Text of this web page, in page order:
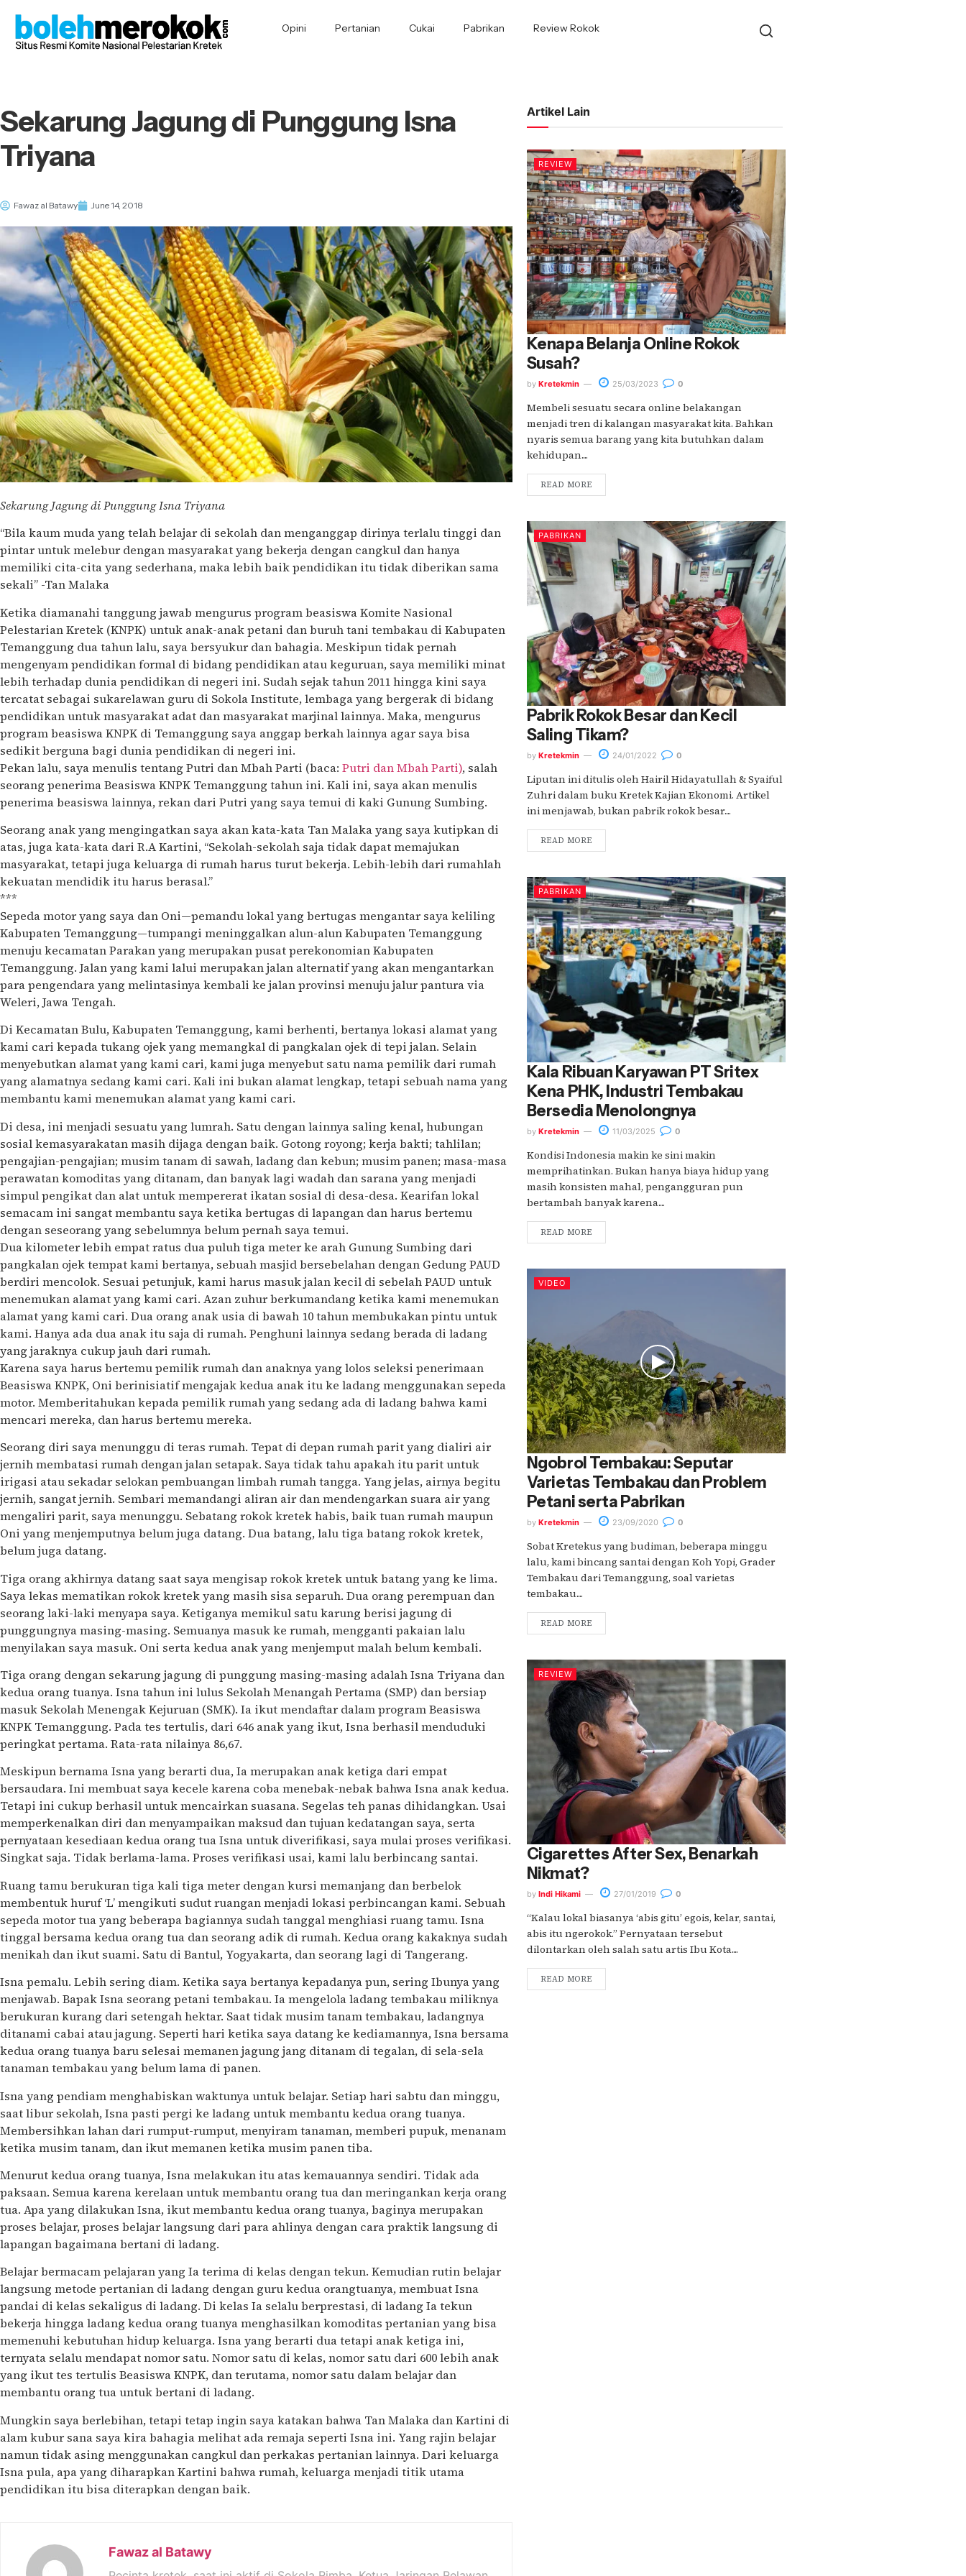
Opini Pertanian Cukai Pabrikan Review Rokok
Sekarung Jagung di Punggung Isna
Triyana
Fawaz al Batawy June 14, 2018
Sekarung Jagung di Punggung Isna Triyana
“Bila kaum muda yang telah belajar di sekolah dan menganggap dirinya terlalu tinggi dan
pintar untuk melebur dengan masyarakat yang bekerja dengan cangkul dan hanya
memiliki cita-cita yang sederhana, maka lebih baik pendidikan itu tidak diberikan sama
sekali” -Tan Malaka
Ketika diamanahi tanggung jawab mengurus program beasiswa Komite Nasional
Pelestarian Kretek (KNPK) untuk anak-anak petani dan buruh tani tembakau di Kabupaten
Temanggung dua tahun lalu, saya bersyukur dan bahagia. Meskipun tidak pernah
mengenyam pendidikan formal di bidang pendidikan atau keguruan, saya memiliki minat
lebih terhadap dunia pendidikan di negeri ini. Sudah sejak tahun 2011 hingga kini saya
tercatat sebagai sukarelawan guru di Sokola Institute, lembaga yang bergerak di bidang
pendidikan untuk masyarakat adat dan masyarakat marjinal lainnya. Maka, mengurus
program beasiswa KNPK di Temanggung saya anggap berkah lainnya agar saya bisa
sedikit berguna bagi dunia pendidikan di negeri ini.
Pekan lalu, saya menulis tentang Putri dan Mbah Parti (baca: Putri dan Mbah Parti), salah
seorang penerima Beasiswa KNPK Temanggung tahun ini. Kali ini, saya akan menulis
penerima beasiswa lainnya, rekan dari Putri yang saya temui di kaki Gunung Sumbing.
Seorang anak yang mengingatkan saya akan kata-kata Tan Malaka yang saya kutipkan di
atas, juga kata-kata dari R.A Kartini, “Sekolah-sekolah saja tidak dapat memajukan
masyarakat, tetapi juga keluarga di rumah harus turut bekerja. Lebih-lebih dari rumahlah
kekuatan mendidik itu harus berasal.”
***
Sepeda motor yang saya dan Oni—pemandu lokal yang bertugas mengantar saya keliling
Kabupaten Temanggung—tumpangi meninggalkan alun-alun Kabupaten Temanggung
menuju kecamatan Parakan yang merupakan pusat perekonomian Kabupaten
Temanggung. Jalan yang kami lalui merupakan jalan alternatif yang akan mengantarkan
para pengendara yang melintasinya kembali ke jalan provinsi menuju jalur pantura via
Weleri, Jawa Tengah.
Di Kecamatan Bulu, Kabupaten Temanggung, kami berhenti, bertanya lokasi alamat yang
kami cari kepada tukang ojek yang memangkal di pangkalan ojek di tepi jalan. Selain
menyebutkan alamat yang kami cari, kami juga menyebut satu nama pemilik dari rumah
yang alamatnya sedang kami cari. Kali ini bukan alamat lengkap, tetapi sebuah nama yang
membantu kami menemukan alamat yang kami cari.
Di desa, ini menjadi sesuatu yang lumrah. Satu dengan lainnya saling kenal, hubungan
sosial kemasyarakatan masih dijaga dengan baik. Gotong royong; kerja bakti; tahlilan;
pengajian-pengajian; musim tanam di sawah, ladang dan kebun; musim panen; masa-masa
perawatan komoditas yang ditanam, dan banyak lagi wadah dan sarana yang menjadi
simpul pengikat dan alat untuk mempererat ikatan sosial di desa-desa. Kearifan lokal
semacam ini sangat membantu saya ketika bertugas di lapangan dan harus bertemu
dengan seseorang yang sebelumnya belum pernah saya temui.
Dua kilometer lebih empat ratus dua puluh tiga meter ke arah Gunung Sumbing dari
pangkalan ojek tempat kami bertanya, sebuah masjid bersebelahan dengan Gedung PAUD
berdiri mencolok. Sesuai petunjuk, kami harus masuk jalan kecil di sebelah PAUD untuk
menemukan alamat yang kami cari. Azan zuhur berkumandang ketika kami menemukan
alamat yang kami cari. Dua orang anak usia di bawah 10 tahun membukakan pintu untuk
kami. Hanya ada dua anak itu saja di rumah. Penghuni lainnya sedang berada di ladang
yang jaraknya cukup jauh dari rumah.
Karena saya harus bertemu pemilik rumah dan anaknya yang lolos seleksi penerimaan
Beasiswa KNPK, Oni berinisiatif mengajak kedua anak itu ke ladang menggunakan sepeda
motor. Memberitahukan kepada pemilik rumah yang sedang ada di ladang bahwa kami
mencari mereka, dan harus bertemu mereka.
Seorang diri saya menunggu di teras rumah. Tepat di depan rumah parit yang dialiri air
jernih membatasi rumah dengan jalan setapak. Saya tidak tahu apakah itu parit untuk
irigasi atau sekadar selokan pembuangan limbah rumah tangga. Yang jelas, airnya begitu
jernih, sangat jernih. Sembari memandangi aliran air dan mendengarkan suara air yang
mengaliri parit, saya menunggu. Sebatang rokok kretek habis, baik tuan rumah maupun
Oni yang menjemputnya belum juga datang. Dua batang, lalu tiga batang rokok kretek,
belum juga datang.
Tiga orang akhirnya datang saat saya mengisap rokok kretek untuk batang yang ke lima.
Saya lekas mematikan rokok kretek yang masih sisa separuh. Dua orang perempuan dan
seorang laki-laki menyapa saya. Ketiganya memikul satu karung berisi jagung di
punggungnya masing-masing. Semuanya masuk ke rumah, mengganti pakaian lalu
menyilakan saya masuk. Oni serta kedua anak yang menjemput malah belum kembali.
Tiga orang dengan sekarung jagung di punggung masing-masing adalah Isna Triyana dan
kedua orang tuanya. Isna tahun ini lulus Sekolah Menangah Pertama (SMP) dan bersiap
masuk Sekolah Menengak Kejuruan (SMK). Ia ikut mendaftar dalam program Beasiswa
KNPK Temanggung. Pada tes tertulis, dari 646 anak yang ikut, Isna berhasil menduduki
peringkat pertama. Rata-rata nilainya 86,67.
Meskipun bernama Isna yang berarti dua, Ia merupakan anak ketiga dari empat
bersaudara. Ini membuat saya kecele karena coba menebak-nebak bahwa Isna anak kedua.
Tetapi ini cukup berhasil untuk mencairkan suasana. Segelas teh panas dihidangkan. Usai
memperkenalkan diri dan menyampaikan maksud dan tujuan kedatangan saya, serta
pernyataan kesediaan kedua orang tua Isna untuk diverifikasi, saya mulai proses verifikasi.
Singkat saja. Tidak berlama-lama. Proses verifikasi usai, kami lalu berbincang santai.
Ruang tamu berukuran tiga kali tiga meter dengan kursi memanjang dan berbelok
membentuk huruf ‘L’ mengikuti sudut ruangan menjadi lokasi perbincangan kami. Sebuah
sepeda motor tua yang beberapa bagiannya sudah tanggal menghiasi ruang tamu. Isna
tinggal bersama kedua orang tua dan seorang adik di rumah. Kedua orang kakaknya sudah
menikah dan ikut suami. Satu di Bantul, Yogyakarta, dan seorang lagi di Tangerang.
Isna pemalu. Lebih sering diam. Ketika saya bertanya kepadanya pun, sering Ibunya yang
menjawab. Bapak Isna seorang petani tembakau. Ia mengelola ladang tembakau miliknya
berukuran kurang dari setengah hektar. Saat tidak musim tanam tembakau, ladangnya
ditanami cabai atau jagung. Seperti hari ketika saya datang ke kediamannya, Isna bersama
kedua orang tuanya baru selesai memanen jagung jang ditanam di tegalan, di sela-sela
tanaman tembakau yang belum lama di panen.
Isna yang pendiam menghabiskan waktunya untuk belajar. Setiap hari sabtu dan minggu,
saat libur sekolah, Isna pasti pergi ke ladang untuk membantu kedua orang tuanya.
Membersihkan lahan dari rumput-rumput, menyiram tanaman, memberi pupuk, menanam
ketika musim tanam, dan ikut memanen ketika musim panen tiba.
Menurut kedua orang tuanya, Isna melakukan itu atas kemauannya sendiri. Tidak ada
paksaan. Semua karena kerelaan untuk membantu orang tua dan meringankan kerja orang
tua. Apa yang dilakukan Isna, ikut membantu kedua orang tuanya, baginya merupakan
proses belajar, proses belajar langsung dari para ahlinya dengan cara praktik langsung di
lapangan bagaimana bertani di ladang.
Belajar bermacam pelajaran yang Ia terima di kelas dengan tekun. Kemudian rutin belajar
langsung metode pertanian di ladang dengan guru kedua orangtuanya, membuat Isna
pandai di kelas sekaligus di ladang. Di kelas Ia selalu berprestasi, di ladang Ia tekun
bekerja hingga ladang kedua orang tuanya menghasilkan komoditas pertanian yang bisa
memenuhi kebutuhan hidup keluarga. Isna yang berarti dua tetapi anak ketiga ini,
ternyata selalu mendapat nomor satu. Nomor satu di kelas, nomor satu dari 600 lebih anak
yang ikut tes tertulis Beasiswa KNPK, dan terutama, nomor satu dalam belajar dan
membantu orang tua untuk bertani di ladang.
Mungkin saya berlebihan, tetapi tetap ingin saya katakan bahwa Tan Malaka dan Kartini di
alam kubur sana saya kira bahagia melihat ada remaja seperti Isna ini. Yang rajin belajar
namun tidak asing menggunakan cangkul dan perkakas pertanian lainnya. Dari keluarga
Isna pula, apa yang diharapkan Kartini bahwa rumah, keluarga menjadi titik utama
pendidikan itu bisa diterapkan dengan baik.
Fawaz al Batawy
Artikel Lain
REVIEW
Kenapa Belanja Online Rokok
Susah?
by Kretekmin 25/03/2023 0
Membeli sesuatu secara online belakangan
menjadi tren di kalangan masyarakat kita. Bahkan
nyaris semua barang yang kita butuhkan dalam
kehidupan....
READ MORE
PABRIKAN
Pabrik Rokok Besar dan Kecil
Saling Tikam?
by Kretekmin 24/01/2022 0
Liputan ini ditulis oleh Hairil Hidayatullah & Syaiful
Zuhri dalam buku Kretek Kajian Ekonomi. Artikel
ini menjawab, bukan pabrik rokok besar....
READ MORE
PABRIKAN
Kala Ribuan Karyawan PT Sritex
Kena PHK, Industri Tembakau
Bersedia Menolongnya
by Kretekmin 11/03/2025 0
Kondisi Indonesia makin ke sini makin
memprihatinkan. Bukan hanya biaya hidup yang
masih konsisten mahal, pengangguran pun
bertambah banyak karena....
READ MORE
VIDEO
Ngobrol Tembakau: Seputar
Varietas Tembakau dan Problem
Petani serta Pabrikan
by Kretekmin 23/09/2020 0
Sobat Kretekus yang budiman, beberapa minggu
lalu, kami bincang santai dengan Koh Yopi, Grader
Tembakau dari Temanggung, soal varietas
tembakau....
READ MORE
REVIEW
Cigarettes After Sex, Benarkah
Nikmat?
by Indi Hikami 27/01/2019 0
“Kalau lokal biasanya ‘abis gitu’ egois, kelar, santai,
abis itu ngerokok.” Pernyataan tersebut
dilontarkan oleh salah satu artis Ibu Kota....
READ MORE